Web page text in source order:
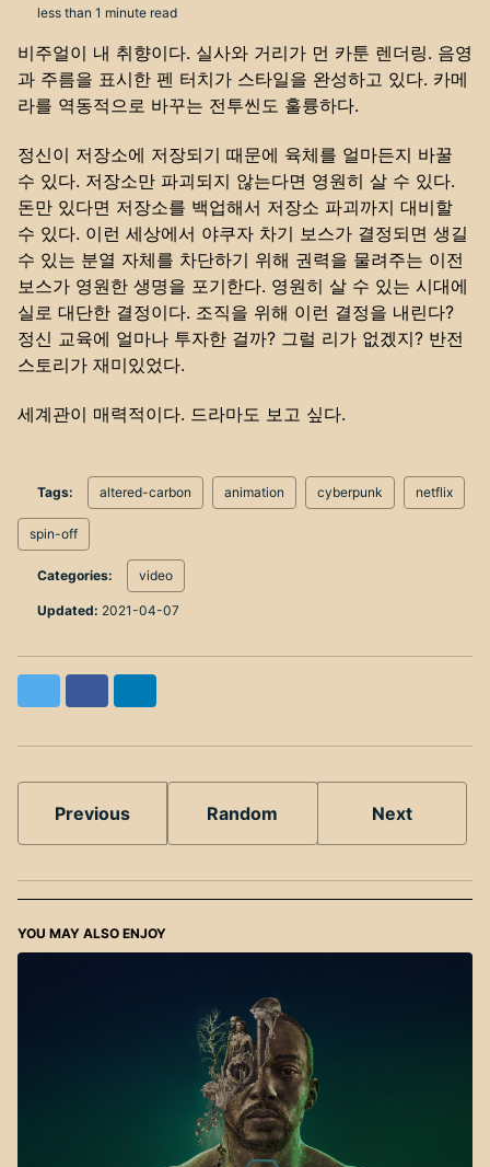
less than 1 minute read
비주얼이 내 취향이다. 실사와 거리가 먼 카툰 렌더링. 음영
과 주름을 표시한 펜 터치가 스타일을 완성하고 있다. 카메
라를 역동적으로 바꾸는 전투씬도 훌륭하다.
정신이 저장소에 저장되기 때문에 육체를 얼마든지 바꿀
수 있다. 저장소만 파괴되지 않는다면 영원히 살 수 있다.
돈만 있다면 저장소를 백업해서 저장소 파괴까지 대비할
수 있다. 이런 세상에서 야쿠자 차기 보스가 결정되면 생길
수 있는 분열 자체를 차단하기 위해 권력을 물려주는 이전
보스가 영원한 생명을 포기한다. 영원히 살 수 있는 시대에
실로 대단한 결정이다. 조직을 위해 이런 결정을 내린다?
정신 교육에 얼마나 투자한 걸까? 그럴 리가 없겠지? 반전
스토리가 재미있었다.
세계관이 매력적이다. 드라마도 보고 싶다.
Tags: altered-carbon animation cyberpunk netflix
spin-off
Categories: video
Updated: 2021-04-07
Previous Random Next
YOU MAY ALSO ENJOY